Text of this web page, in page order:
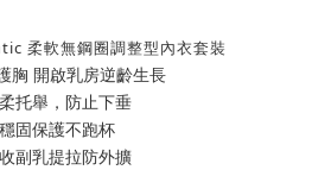
柔軟無鋼圈調整型內衣套裝
胸 開啟乳房逆齡生長
托舉，防止下垂
固保護不跑杯
副乳提拉防外擴